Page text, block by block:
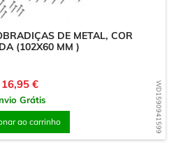
WD1590941599
DE METAL, COR
(102X60 MM )
Preço
16,95 €
Grátis
ao carrinho